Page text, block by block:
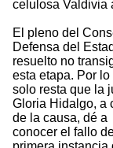
celulosa Valdivia
El pleno del
Defensa del
resuelto no
esta etapa. Por lo
solo resta que la
Gloria Hidalgo, a
de la causa, dé a
conocer el fallo